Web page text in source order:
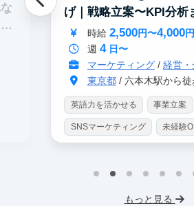
げ｜戦略立案〜KPI分析
時給 2,500円〜4,000円
週 4日〜
マーケティング/ 経営・
東京都/ 六本木駅から徒
英語力を活かせる 事業立案
SNSマーケティング 未経験
交通費支給
もっと見る